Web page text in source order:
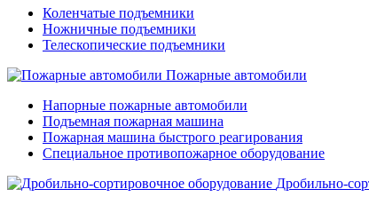
Коленчатые подъемники
Ножничные подъемники
Телескопические подъемники
Пожарные автомобили
Напорные пожарные автомобили
Подъемная пожарная машина
Пожарная машина быстрого реагирования
Специальное противопожарное оборудование
Дробильно-